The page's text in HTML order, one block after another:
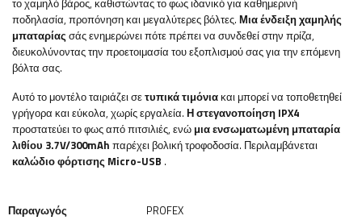
το χαμηλό βάρος, καθιστώντας το φως ιδανικό για καθημερινή
ποδηλασία, προπόνηση και μεγαλύτερες βόλτες. Μια ένδειξη χαμηλής
μπαταρίαςσάς ενημερώνει πότε πρέπει να συνδεθεί στην πρίζα,
διευκολύνοντας την προετοιμασία του εξοπλισμού σας για την επόμενη
βόλτα σας.
Αυτό το μοντέλο ταιριάζει σετυπικά τιμόνιακαι μπορεί να τοποθετηθεί
γρήγορα και εύκολα, χωρίς εργαλεία. Η στεγανοποίηση IPX4
προστατεύει το φως από πιτσιλιές, ενώ μια ενσωματωμένη μπαταρία
λιθίου 3.7V/300mAh παρέχει βολική τροφοδοσία. Περιλαμβάνεται
καλώδιο φόρτισης Micro-USB .
Παραγωγός
PROFEX